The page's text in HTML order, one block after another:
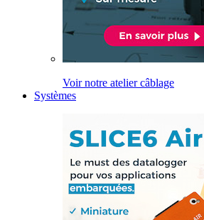
Voir notre atelier câblage
Systèmes